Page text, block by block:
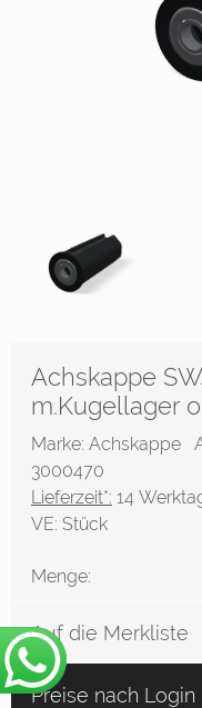
Achskappe
m.Kugellager
Marke: Achskappe
3000470
Lieferzeit*: 14
VE: Stück
Menge:
Auf die Merkliste
Preise nach Login